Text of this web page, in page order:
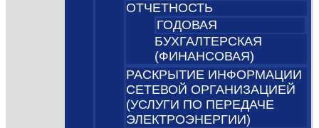
ОТЧЕТНОСТЬ
ГОДОВАЯ
БУХГАЛТЕРСКАЯ
(ФИНАНСОВАЯ)
РАСКРЫТИЕ ИНФОРМАЦИИ
СЕТЕВОЙ ОРГАНИЗАЦИЕЙ
(УСЛУГИ ПО ПЕРЕДАЧЕ
ЭЛЕКТРОЭНЕРГИИ)